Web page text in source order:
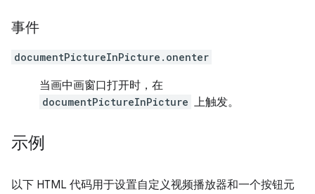
事件
documentPictureInPicture.onenter
当画中画窗口打开时，在
documentPictureInPicture 上触发。
示例
以下 HTML 代码用于设置自定义视频播放器和一个按钮元